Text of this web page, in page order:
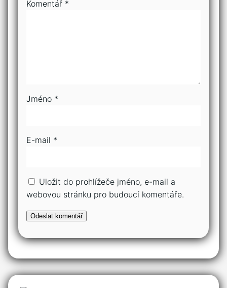
Komentář *
Jméno *
E-mail *
Uložit do prohlížeče jméno, e-mail a
webovou stránku pro budoucí komentáře.